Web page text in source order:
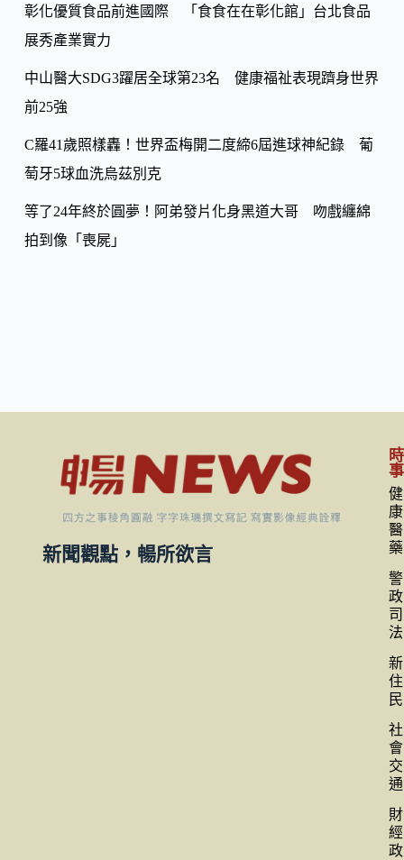
k
n
彰化優質食品前進國際 「食食在在彰化館」台北食品
展秀產業實力
中山醫大SDG3躍居全球第23名 健康福祉表現躋身世界
前25強
C羅41歲照樣轟！世界盃梅開二度締6屆進球神紀錄 葡
萄牙5球血洗烏茲別克
等了24年終於圓夢！阿弟發片化身黑道大哥 吻戲纏綿
拍到像「喪屍」
新聞觀點，暢所欲言
時
事
健
康
醫
藥
警
政
司
法
新
住
民
社
會
交
通
財
經
政